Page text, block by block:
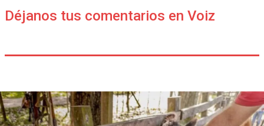
Déjanos tus comentarios en Voiz